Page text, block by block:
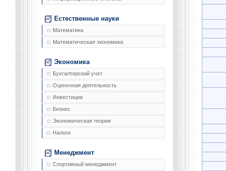
Естественные науки
Математика
Математическая экономика
Экономика
Бухгалтерский учет
Оценочная деятельность
Инвестиции
Бизнес
Экономическая теория
Налоги
Менеджмент
Спортивный менеджмент